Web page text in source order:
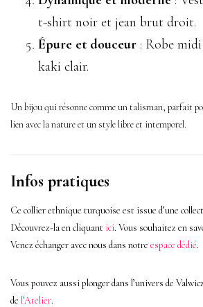
t-shirt noir et jean brut droit.
Épure et douceur : Robe
kaki clair.
Un bijou qui résonne comme un talisman, parfait
lien avec la nature et un style libre et intemporel.
Infos pratiques
Ce collier ethnique turquoise est issue d’une
Découvrez-la en cliquant ici. Vous souhaitez en
Venez échanger avec nous dans notre espace dédié.
Vous pouvez aussi plonger dans l’univers de
de l’Atelier.